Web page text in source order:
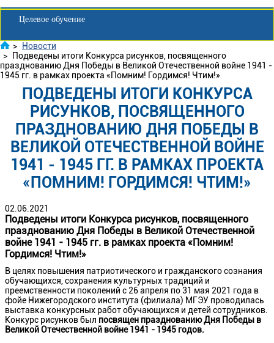
Целевое обучение
>
Новости
>
Подведены итоги Конкурса рисунков, посвященного
празднованию Дня Победы в Великой Отечественной войне 1941 -
1945 гг. в рамках проекта «Помним! Гордимся! Чтим!»
ПОДВЕДЕНЫ ИТОГИ КОНКУРСА
РИСУНКОВ, ПОСВЯЩЕННОГО
ПРАЗДНОВАНИЮ ДНЯ ПОБЕДЫ В
ВЕЛИКОЙ ОТЕЧЕСТВЕННОЙ ВОЙНЕ
1941 - 1945 ГГ. В РАМКАХ ПРОЕКТА
«ПОМНИМ! ГОРДИМСЯ! ЧТИМ!»
02.06.2021
Подведены итоги Конкурса рисунков, посвященного
празднованию Дня Победы в Великой Отечественной
войне 1941 - 1945 гг. в рамках проекта «Помним!
Гордимся! Чтим!»
В целях повышения патриотического и гражданского сознания
обучающихся, сохранения культурных традиций и
преемственности поколений с 26 апреля по 31 мая 2021 года в
фойе Нижегородского института (филиала) МГЭУ проводилась
выставка конкурсных работ обучающихся и детей сотрудников.
Конкурс рисунков был посвящен празднованию Дня Победы в
Великой Отечественной войне 1941 - 1945 годов.